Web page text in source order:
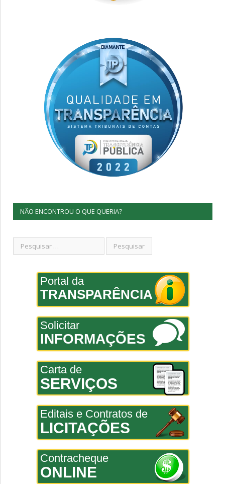
NÃO ENCONTROU O QUE QUERIA?
Portal da
TRANSPARÊNCIA
Solicitar
INFORMAÇÕES
Carta de
SERVIÇOS
Editais e Contratos de
LICITAÇÕES
Contracheque
ONLINE